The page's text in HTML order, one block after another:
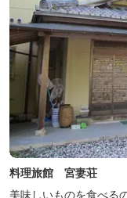
料理旅館 宮妻荘
美味しいものを食べる